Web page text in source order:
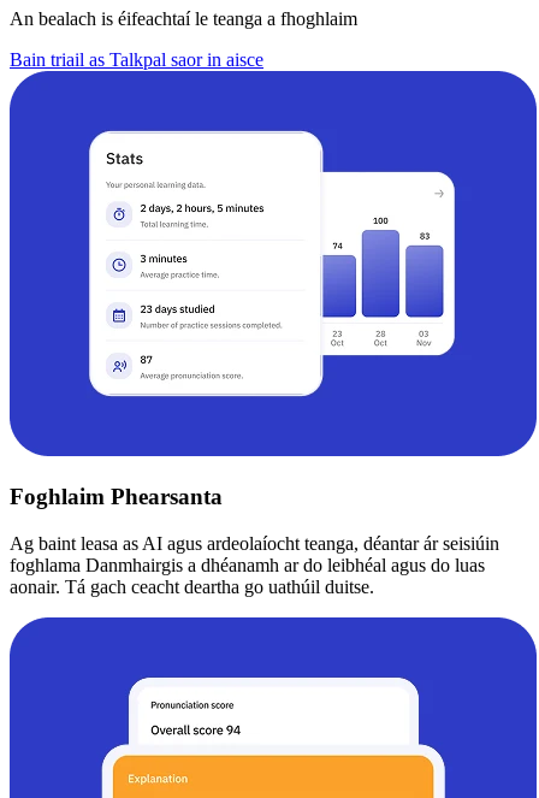
An bealach is éifeachtaí le teanga a fhoghlaim
Bain triail as Talkpal saor in aisce
Foghlaim Phearsanta
Ag baint leasa as AI agus ardeolaíocht teanga, déantar ár seisiúin
foghlama Danmhairgis a dhéanamh ar do leibhéal agus do luas
aonair. Tá gach ceacht deartha go uathúil duitse.